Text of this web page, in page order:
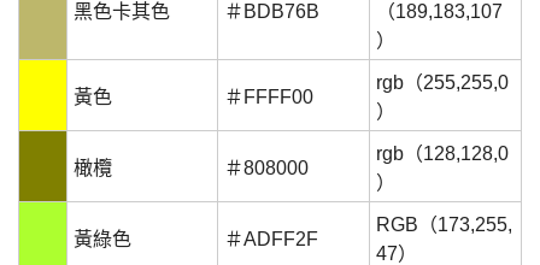
黑色卡其色 ＃BDB76B
（189,183,107
）
黃色 ＃FFFF00
rgb（255,255,0
）
橄欖 ＃808000
rgb（128,128,0
）
黃綠色 ＃ADFF2F
RGB（173,255,
47）